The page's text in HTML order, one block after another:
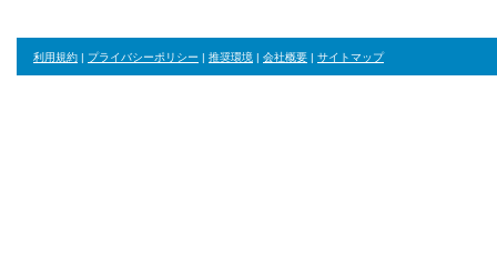
利用規約 | プライバシーポリシー | 推奨環境 | 会社概要 | サイトマップ